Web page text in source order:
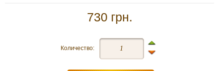
730 грн.
Количество: